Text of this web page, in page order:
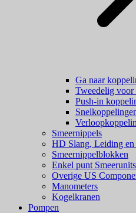
Ga naar
Tweedelig
Push-in
Smeernippels
HD Slang, Leiding en
Smeernippelblokken
Enkel punt Smeerunits
Overige US
Manometers
Kogelkranen
Pompen